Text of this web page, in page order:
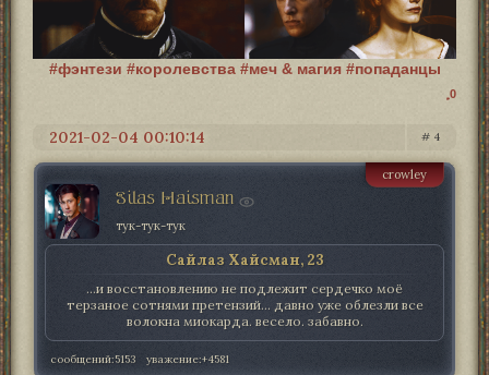
#фэнтези #королевства #меч & магия #попаданцы
0
4
2021-02-04 00:10:14
Silas Haisman
crowley
тук-тук-тук
Сайлаз Хайсман, 23
...и восстановлению не подлежит сердечко моё
терзаное сотнями претензий... давно уже облезли все
волокна миокарда. весело. забавно.
сообщений:5153 уважение:+4581